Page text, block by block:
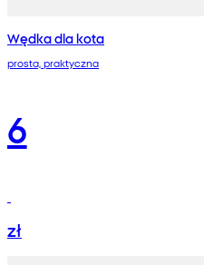
Wędka dla kota
prosta, praktyczna
6
zł